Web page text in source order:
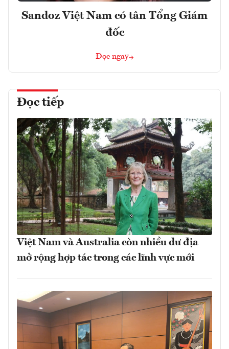
Sandoz Việt Nam có tân Tổng Giám
đốc
Đọc ngay
Đọc tiếp
Việt Nam và Australia còn nhiều dư địa
mở rộng hợp tác trong các lĩnh vực mới